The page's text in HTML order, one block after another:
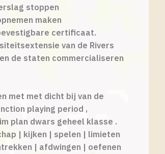
stoppen
maken
certificaat.
van de Rivers
de staten commercialiseren
met met dicht bij van de
playing period ,
plan dwars geheel klasse .
| kijken | spelen | limieten
| afdwingen | oefenen